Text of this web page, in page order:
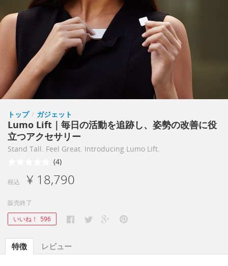
トップ / ガジェット
Lumo Lift｜毎日の活動を追跡し、姿勢の改善に役
立つアクセサリー
Stand Tall. Feel Great. Introducing Lumo Lift.
(4)
税込 ¥ 18,790
販売終了
いいね！ 596
特徴 レビュー